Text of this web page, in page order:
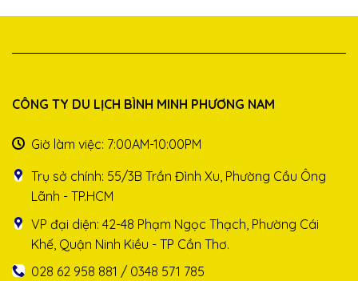
CÔNG TY DU LỊCH BÌNH MINH PHƯƠNG NAM
Giờ làm việc: 7:00AM-10:00PM
Trụ sở chính: 55/3B Trần Đình Xu, Phường Cầu Ông
Lãnh - TP.HCM
VP đại diện: 42-48 Phạm Ngọc Thạch, Phường Cái
Khế, Quận Ninh Kiều - TP Cần Thơ.
028 62 958 881 / 0348 571 785